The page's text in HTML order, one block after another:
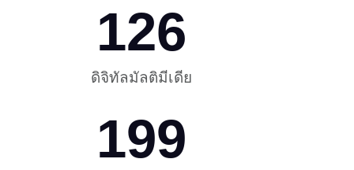
ดิจิทัลมัลติมีเดีย
126
199